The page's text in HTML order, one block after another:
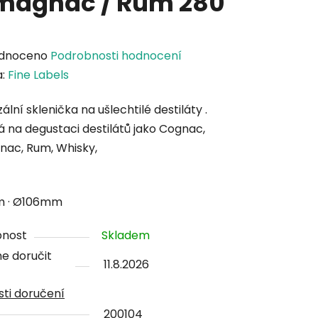
Podrobnosti hodnocení
Fine Labels
sklenička na ušlechtilé destiláty .
na degustaci destilátů jako Cognac,
Rum, Whisky,
· Ø106mm
Skladem
doručit
11.8.2026
doručení
200104